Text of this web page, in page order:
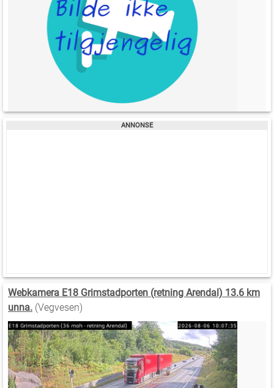
Webkamera E18 Grimstadporten (retning Arendal) 13.6 km
unna. (Vegvesen)